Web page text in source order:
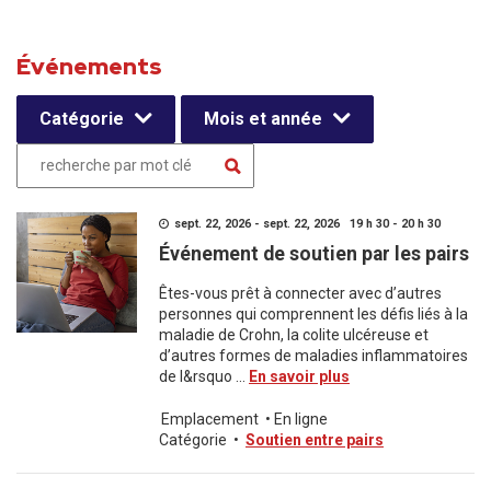
Événements
Catégorie Mois et année
sept. 22, 2026 - sept. 22, 2026 19 h 30 - 20 h 30
Événement de soutien par les pairs
Êtes-vous prêt à connecter avec d’autres
personnes qui comprennent les défis liés à la
maladie de Crohn, la colite ulcéreuse et
d’autres formes de maladies inflammatoires
de l&rsquo ...
En savoir plus
Emplacement • En ligne
Catégorie • Soutien entre pairs